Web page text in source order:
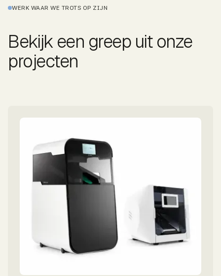
WERK WAAR WE TROTS OP ZIJN
Bekijk een greep uit onze
projecten